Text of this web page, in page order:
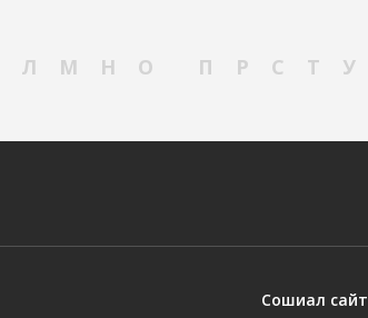
Л М Н О П Р С Т У
Сошиал сайт